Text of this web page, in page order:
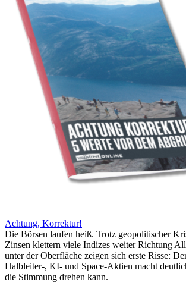
Achtung, Korrektur!
Die Börsen laufen heiß. Trotz geopolitischer
Zinsen klettern viele Indizes weiter Richtung
unter der Oberfläche zeigen sich erste Risse:
Halbleiter-, KI- und Space-Aktien macht
die Stimmung drehen kann.